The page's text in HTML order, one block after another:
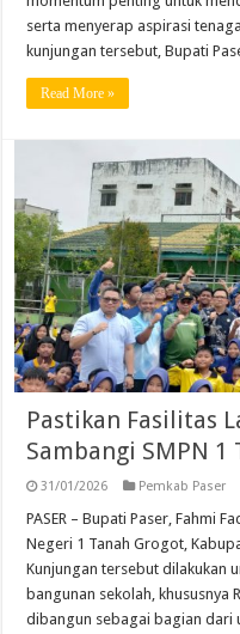
serta menyerap aspirasi
kunjungan tersebut, Bupati
Read More »
Pastikan Fasilitas
Sambangi SMPN 1
31/01/2026 Pemkab Paser
PASER – Bupati Paser, Fahmi
Negeri 1 Tanah Grogot,
Kunjungan tersebut dilakukan
bangunan sekolah, khususnya
dibangun sebagai bagian dari